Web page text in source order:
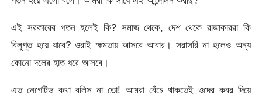
এই সরকারের পতন হলেই কি? সমাজ থেকে, দেশ থেকে রাজাকাররা কি
বিলুপ্ত হয়ে যাবে? ওরাই ক্ষমতায় আসবে আবার। সরাসরি না হলেও অন্য
কোনো দলের হাত ধরে আসবে।
এত নেগেটিভ কথা বলিস না তো! আমরা বেঁচে থাকতেই ওদের কবর দিয়ে